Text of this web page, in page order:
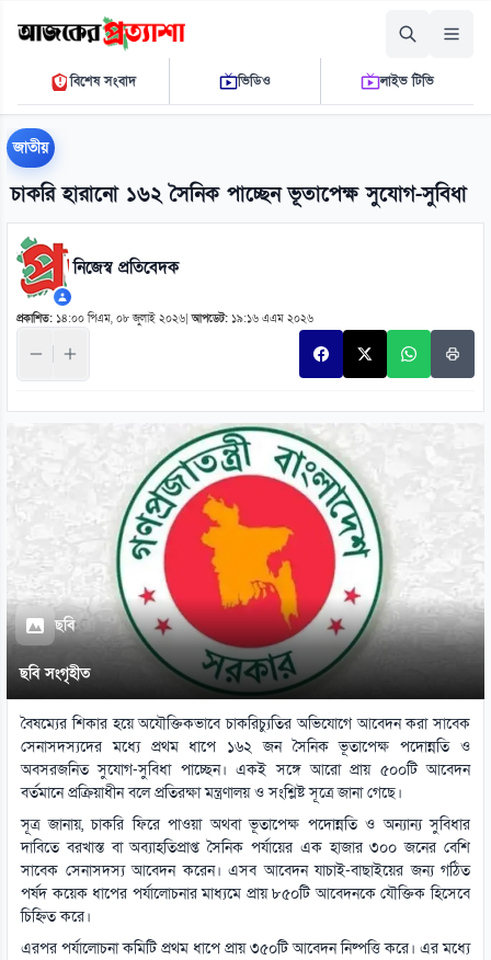
শুক্রবার, ০৭ আগস্ট ২০২৬
০৯:০১:০৮ পি.এম.THE DAILY AJKER PROTTASHA
বিশেষ সংবাদ ভিডিও লাইভ টিভি
জাতীয়
চাকরি হারানো ১৬২ সৈনিক পাচ্ছেন ভূতাপেক্ষ সুযোগ-সুবিধা
নিজেস্ব প্রতিবেদক
প্রকাশিত: ১৪:০০ পিএম, ০৮ জুলাই ২০২৬ |আপডেট: ১৯:১৬ এএম ২০২৬
ছবি
ছবি সংগৃহীত
বৈষম্যের শিকার হয়ে অযৌক্তিকভাবে চাকরিচ্যুতির অভিযোগে আবেদন করা সাবেক
সেনাসদস্যদের মধ্যে প্রথম ধাপে ১৬২ জন সৈনিক ভূতাপেক্ষ পদোন্নতি ও
অবসরজনিত সুযোগ-সুবিধা পাচ্ছেন। একই সঙ্গে আরো প্রায় ৫০০টি আবেদন
বর্তমানে প্রক্রিয়াধীন বলে প্রতিরক্ষা মন্ত্রণালয় ও সংশ্লিষ্ট সূত্রে জানা গেছে।
সূত্র জানায়, চাকরি ফিরে পাওয়া অথবা ভূতাপেক্ষ পদোন্নতি ও অন্যান্য সুবিধার
দাবিতে বরখাস্ত বা অব্যাহতিপ্রাপ্ত সৈনিক পর্যায়ের এক হাজার ৩০০ জনের বেশি
সাবেক সেনাসদস্য আবেদন করেন। এসব আবেদন যাচাই-বাছাইয়ের জন্য গঠিত
পর্ষদ কয়েক ধাপের পর্যালোচনার মাধ্যমে প্রায় ৮৫০টি আবেদনকে যৌক্তিক হিসেবে
চিহ্নিত করে।
এরপর পর্যালোচনা কমিটি প্রথম ধাপে প্রায় ৩৫০টি আবেদন নিষ্পত্তি করে। এর মধ্যে